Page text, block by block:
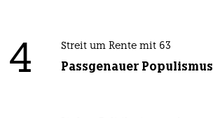
4 Streit um Rente mit 63
Passgenauer Populismus